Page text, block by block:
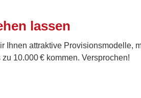
lassen
Ihnen attraktive Provisionsmodelle,
10.000 € kommen. Versprochen!